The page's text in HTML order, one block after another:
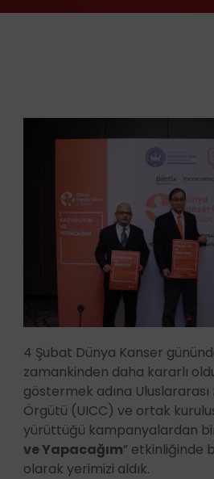
4 Şubat Dünya Kanser
zamankinden daha kararlı
göstermek adına
Örgütü (UICC) ve ortak
yürüttüğü kampanyalardan
ve Yapacağım” etkinliğinde
olarak yerimizi aldık.